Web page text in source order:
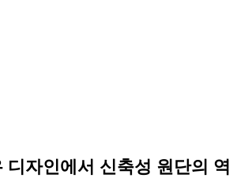
디자인에서 신축성 원단의 역